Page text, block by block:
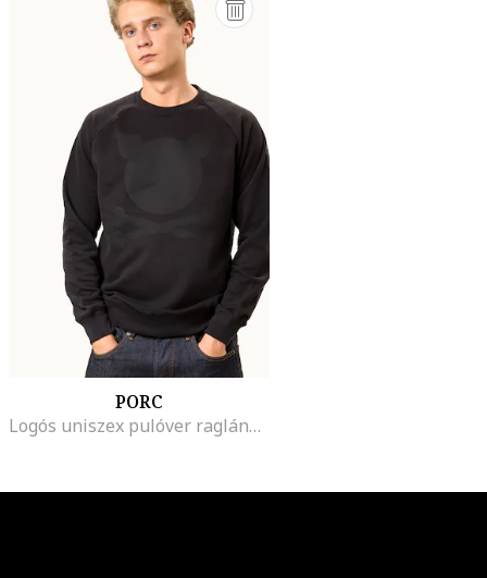
PORC
Logós uniszex pulóver raglánujjakkal, Fekete